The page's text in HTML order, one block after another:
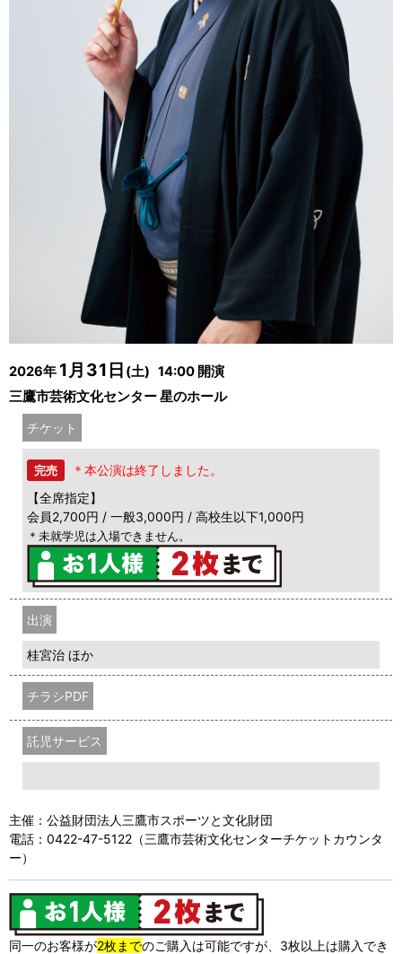
2026年 1月31日 (土) 14:00 開演
三鷹市芸術文化センター 星のホール
チケット
完売
＊本公演は終了しました。
【全席指定】
会員2,700円 / 一般3,000円 / 高校生以下1,000円
＊未就学児は入場できません。
出演
桂宮治 ほか
チラシPDF
託児サービス
主催：公益財団法人三鷹市スポーツと文化財団
電話：0422-47-5122（三鷹市芸術文化センターチケットカウンタ
ー）
同一のお客様が2枚までのご購入は可能ですが、3枚以上は購入でき